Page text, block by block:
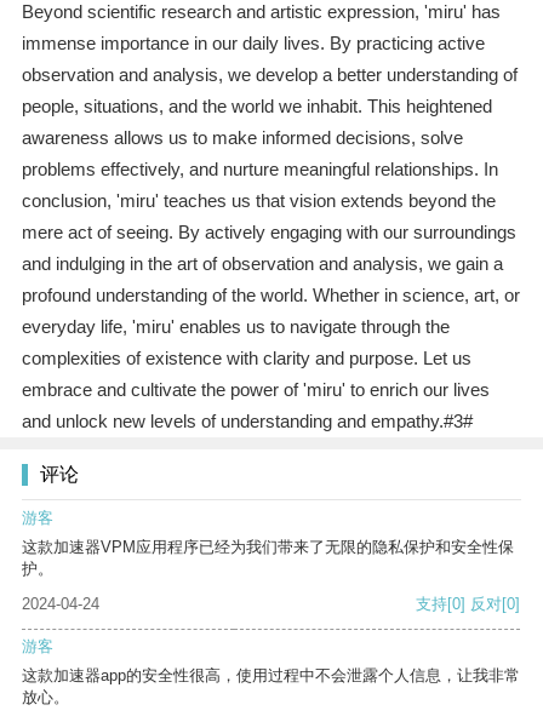
Beyond scientific research and artistic expression, 'miru' has
immense importance in our daily lives. By practicing active
observation and analysis, we develop a better understanding of
people, situations, and the world we inhabit. This heightened
awareness allows us to make informed decisions, solve
problems effectively, and nurture meaningful relationships. In
conclusion, 'miru' teaches us that vision extends beyond the
mere act of seeing. By actively engaging with our surroundings
and indulging in the art of observation and analysis, we gain a
profound understanding of the world. Whether in science, art, or
everyday life, 'miru' enables us to navigate through the
complexities of existence with clarity and purpose. Let us
embrace and cultivate the power of 'miru' to enrich our lives
and unlock new levels of understanding and empathy.#3#
评论
游客
这款加速器VPM应用程序已经为我们带来了无限的隐私保护和安全性保
护。
2024-04-24
支持[0] 反对[0]
游客
这款加速器app的安全性很高，使用过程中不会泄露个人信息，让我非常
放心。